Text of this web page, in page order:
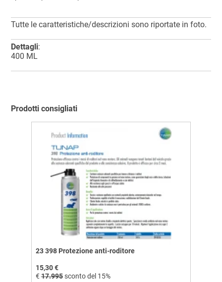
Tutte le caratteristiche/descrizioni sono riportate in foto.
Dettagli:
400 ML
Prodotti consigliati
23 398 Protezione anti-roditore
15,30 €
€17.995sconto del 15%